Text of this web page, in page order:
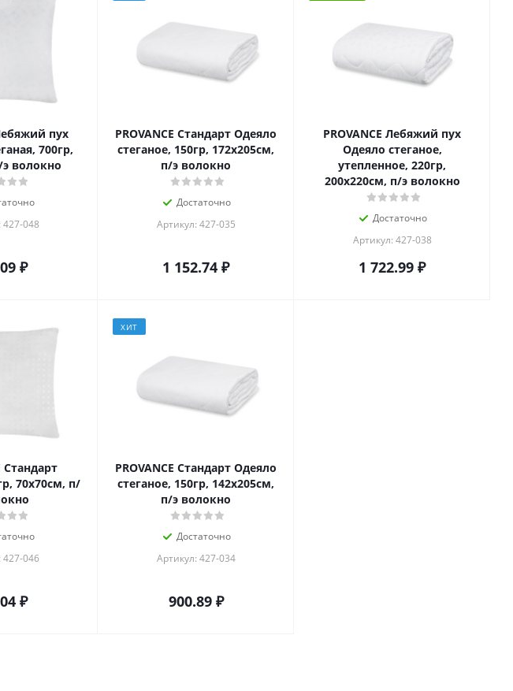
пух
700гр,
волокно
427-048
₽
PROVANCE Стандарт Одеяло
стеганое, 150гр, 172х205см,
п/э волокно
Достаточно
Артикул: 427-035
1 152.74 ₽
PROVANCE Лебяжий пух
Одеяло стеганое,
утепленное, 220гр,
200х220см, п/э волокно
Достаточно
Артикул: 427-038
1 722.99 ₽
Стандарт
70х70см, п/
427-046
₽
ХИТ
PROVANCE Стандарт Одеяло
стеганое, 150гр, 142х205см,
п/э волокно
Достаточно
Артикул: 427-034
900.89₽